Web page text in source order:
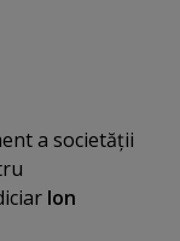
a societăţii
Ion